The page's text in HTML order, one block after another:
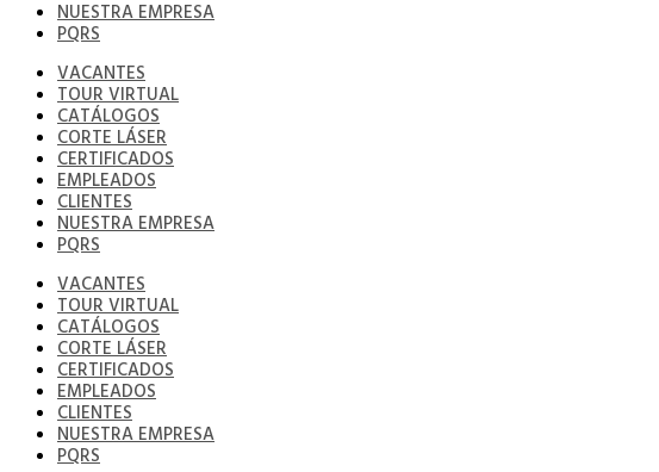
NUESTRA EMPRESA
PQRS
VACANTES
TOUR VIRTUAL
CATÁLOGOS
CORTE LÁSER
CERTIFICADOS
EMPLEADOS
CLIENTES
NUESTRA EMPRESA
PQRS
VACANTES
TOUR VIRTUAL
CATÁLOGOS
CORTE LÁSER
CERTIFICADOS
EMPLEADOS
CLIENTES
NUESTRA EMPRESA
PQRS